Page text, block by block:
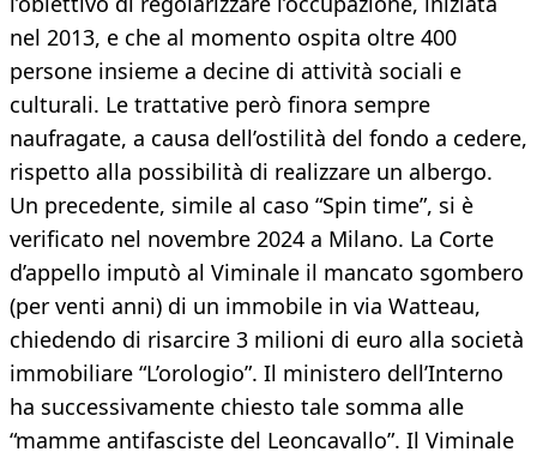
nel 2013, e che al momento ospita oltre 400
persone insieme a decine di attività sociali e
culturali. Le trattative però finora sempre
naufragate, a causa dell’ostilità del fondo a cedere,
rispetto alla possibilità di realizzare un albergo.
Un precedente, simile al caso “Spin time”, si è
verificato nel novembre 2024 a Milano. La Corte
d’appello imputò al Viminale il mancato sgombero
(per venti anni) di un immobile in via Watteau,
chiedendo di risarcire 3 milioni di euro alla società
immobiliare “L’orologio”. Il ministero dell’Interno
ha successivamente chiesto tale somma alle
“mamme antifasciste del Leoncavallo”. Il Viminale